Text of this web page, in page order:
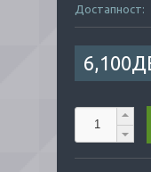
Достапност: